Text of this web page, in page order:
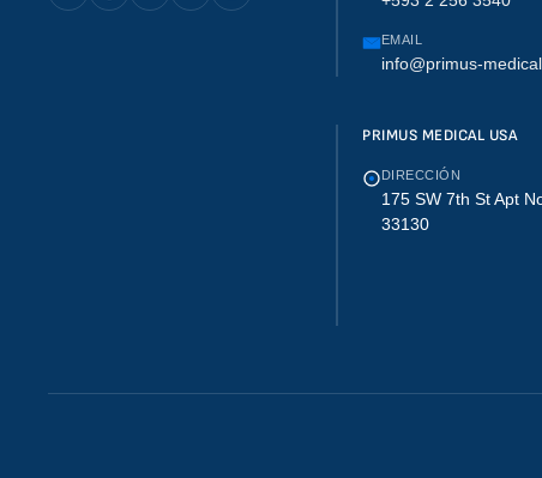
EMAIL
info@primus-
PRIMUS MEDICAL USA
DIRECCIÓN
175 SW 7th St Apt
33130